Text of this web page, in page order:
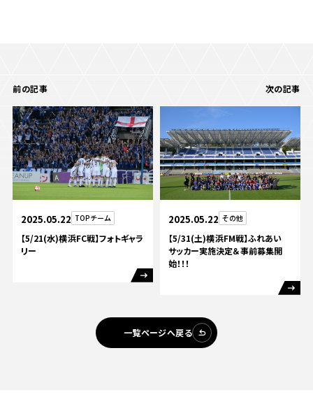
前の記事
2025.05.22 TOPチーム
【5/21(水)横浜FC戦】フォトギャラ
リー
次の記事
2025.05.22 その他
【5/31(土)横浜FM戦】ふれあい
サッカー実施決定＆事前募集開
始！！！
一覧ページへ戻る